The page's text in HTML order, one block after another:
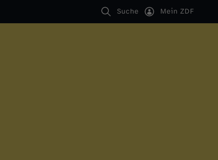
Suche Mein ZDF